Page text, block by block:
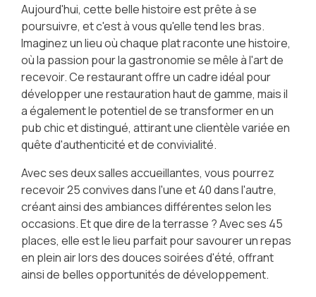
Aujourd'hui, cette belle histoire est prête à se
poursuivre, et c'est à vous qu'elle tend les bras.
Imaginez un lieu où chaque plat raconte une histoire,
où la passion pour la gastronomie se mêle à l'art de
recevoir. Ce restaurant offre un cadre idéal pour
développer une restauration haut de gamme, mais il
a également le potentiel de se transformer en un
pub chic et distingué, attirant une clientèle variée en
quête d'authenticité et de convivialité.
Avec ses deux salles accueillantes, vous pourrez
recevoir 25 convives dans l'une et 40 dans l'autre,
créant ainsi des ambiances différentes selon les
occasions. Et que dire de la terrasse ? Avec ses 45
places, elle est le lieu parfait pour savourer un repas
en plein air lors des douces soirées d'été, offrant
ainsi de belles opportunités de développement.